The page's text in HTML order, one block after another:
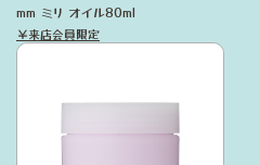
mm ミリ オイル80ml
￥来店会員限定